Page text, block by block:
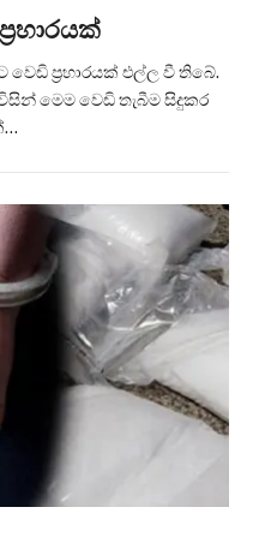
ප්‍රහාරයක් එල්ල වී තිබේ.
මෙම වෙඩි තැබීම සිදුකර